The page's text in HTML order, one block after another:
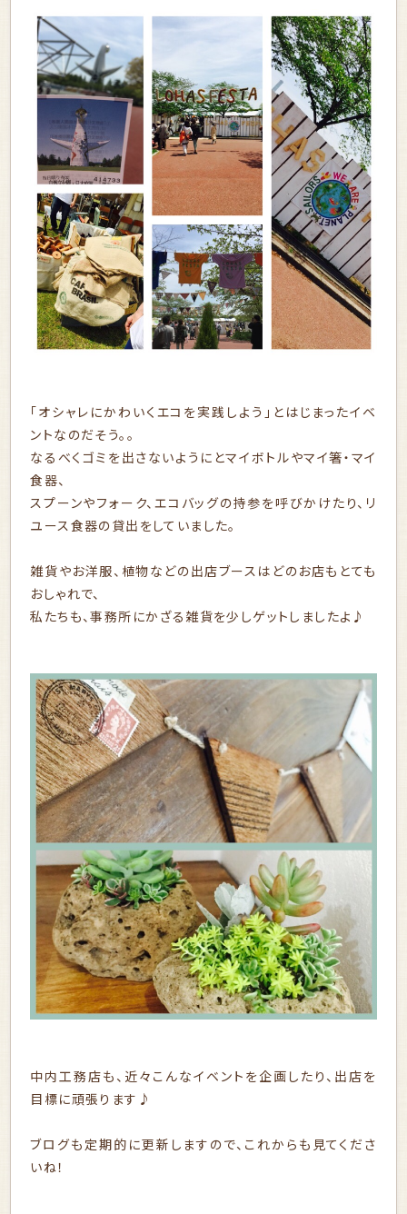
「オシャレにかわいくエコを実践しよう」とはじまったイベ
ントなのだそう。。
なるべくゴミを出さないようにとマイボトルやマイ箸・マイ
食器、
スプーンやフォーク、エコバッグの持参を呼びかけたり、リ
ユース食器の貸出をしていました。
雑貨やお洋服、植物などの出店ブースはどのお店もとても
おしゃれで、
私たちも、事務所にかざる雑貨を少しゲットしましたよ♪
中内工務店も、近々こんなイベントを企画したり、出店を
目標に頑張ります♪
ブログも定期的に更新しますので、これからも見てくださ
いね！